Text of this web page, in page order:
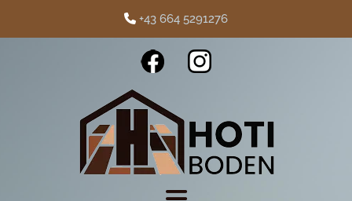
 +43 664 5291276